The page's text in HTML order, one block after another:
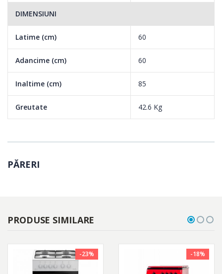
coacerea uniforma a alimentelor, acestea fiind rotite permanent
in timpul gatirii.
DIMENSIUNI
Latime (cm) 60
Adancime (cm) 60
Inaltime (cm) 85
Greutate 42.6 Kg
PĂRERI
PRODUSE SIMILARE
-23% -18%